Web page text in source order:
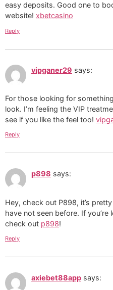
easy deposits. Good one to
website! xbetcasino
Reply
vipganer29 says:
For those looking for
look. I’m feeling the VIP
see if you like the feel too!
Reply
p898 says:
Hey, check out P898, it’s
have not seen before. If
check out p898!
Reply
axiebet88app says: